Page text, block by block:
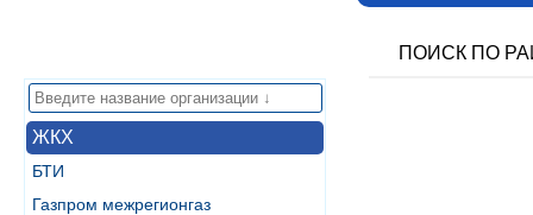
ПОИСК ПО
ЖКХ
БТИ
Газпром межрегионгаз